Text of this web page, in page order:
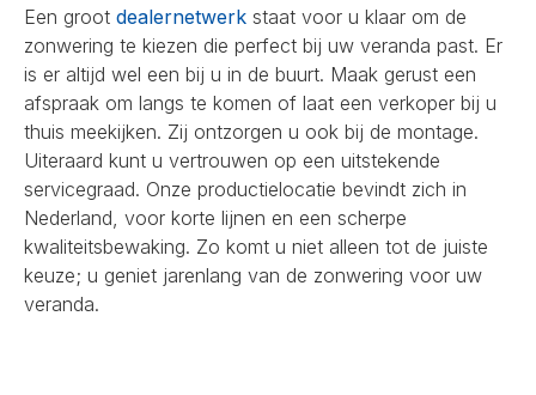
Een groot dealernetwerk staat voor u klaar om de
zonwering te kiezen die perfect bij uw veranda past. Er
is er altijd wel een bij u in de buurt. Maak gerust een
afspraak om langs te komen of laat een verkoper bij u
thuis meekijken. Zij ontzorgen u ook bij de montage.
Uiteraard kunt u vertrouwen op een uitstekende
servicegraad. Onze productielocatie bevindt zich in
Nederland, voor korte lijnen en een scherpe
kwaliteitsbewaking. Zo komt u niet alleen tot de juiste
keuze; u geniet jarenlang van de zonwering voor uw
veranda.